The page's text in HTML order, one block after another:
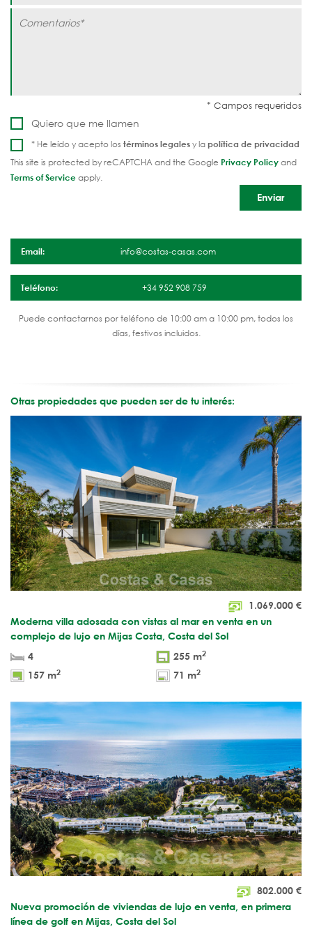
Quiero que me llamen
* He leído y acepto los términos legalesy lapolítica de privacidad
This site is protected by reCAPTCHA and the Google Privacy Policyand
Terms of Serviceapply.
Email: info@costas-casas.com
Teléfono: +34 952 908 759
Puede contactarnos por teléfono de 10:00 am a 10:00 pm, todos los
días, festivos incluidos.
Otras propiedades que pueden ser de tu interés:
1.069.000 €
Moderna villa adosada con vistas al mar en venta en un
complejo de lujo en Mijas Costa, Costa del Sol
4
255 m2
157 m2 71 m2
802.000 €
Nueva promoción de viviendas de lujo en venta, en primera
línea de golf en Mijas, Costa del Sol